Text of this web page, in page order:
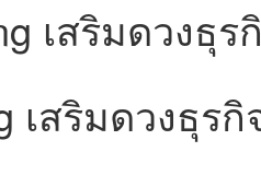
สริมดวงธุรกิ